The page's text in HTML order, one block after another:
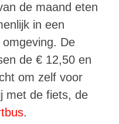
de maand eten
in een
De
de € 12,50 en
om zelf voor
met de fiets, de
.